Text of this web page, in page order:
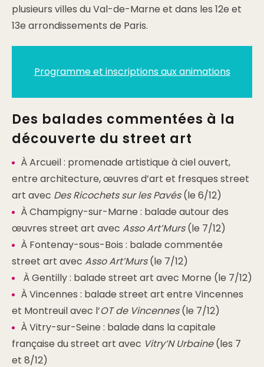
plusieurs villes du Val-de-Marne et dans les 12e et
13e arrondissements de Paris.
Programme et inscriptions aux animations
Des balades commentées à la
découverte du street art
À Arcueil : promenade artistique à ciel ouvert,
entre architecture, œuvres d’art et fresques street
art avec Des Ricochets sur les Pavés(le 6/12)
À Champigny-sur-Marne : balade autour des
œuvres street art avec Asso Art’Murs(le 7/12)
À Fontenay-sous-Bois : balade commentée
street art avec Asso Art’Murs(le 7/12)
À Gentilly : balade street art avec Morne (le 7/12)
À Vincennes : balade street art entre Vincennes
et Montreuil avec l’OT de Vincennes(le 7/12)
À Vitry-sur-Seine : balade dans la capitale
française du street art avec Vitry’N Urbaine(les 7
et 8/12)